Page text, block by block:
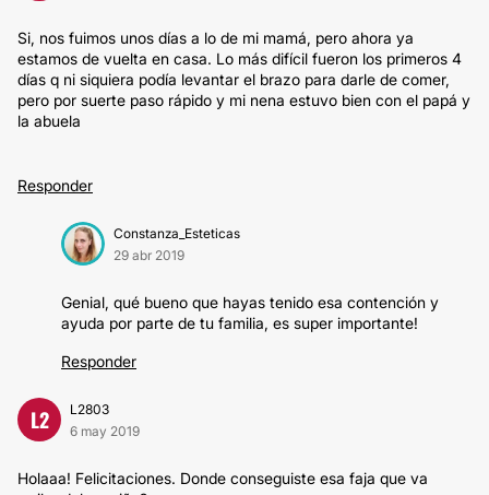
Si, nos fuimos unos días a lo de mi mamá, pero ahora ya
estamos de vuelta en casa. Lo más difícil fueron los primeros 4
días q ni siquiera podía levantar el brazo para darle de comer,
pero por suerte paso rápido y mi nena estuvo bien con el papá y
la abuela
Responder
Constanza_Esteticas
29 abr 2019
Genial, qué bueno que hayas tenido esa contención y
ayuda por parte de tu familia, es super importante!
Responder
L2
L2803
6 may 2019
Holaaa! Felicitaciones. Donde conseguiste esa faja que va